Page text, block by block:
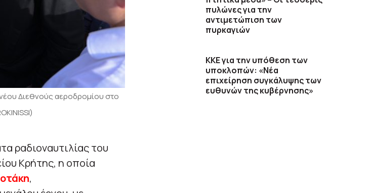
Διεθνούς αεροδρομίου στο
ραδιοναυτιλίας του
Κρήτης, η οποία
,
πυλώνες για την
αντιμετώπιση των
πυρκαγιών
ΚΚΕ για την υπόθεση των
υποκλοπών: «Νέα
επιχείρηση συγκάλυψης των
ευθυνών της κυβέρνησης»